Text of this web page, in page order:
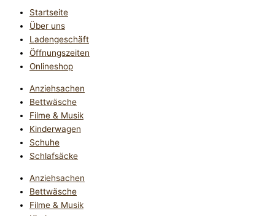
Startseite
Über uns
Ladengeschäft
Öffnungszeiten
Onlineshop
Anziehsachen
Bettwäsche
Filme & Musik
Kinderwagen
Schuhe
Schlafsäcke
Anziehsachen
Bettwäsche
Filme & Musik